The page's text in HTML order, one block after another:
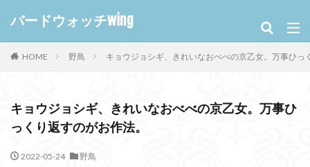
バードウォッチwing
HOME 野鳥 キョウジョシギ、きれいなおべべの京乙女。万事ひっ
キョウジョシギ、きれいなおべべの京乙女。万事ひ
っくり返すのがお作法。
2022-05-24 野鳥